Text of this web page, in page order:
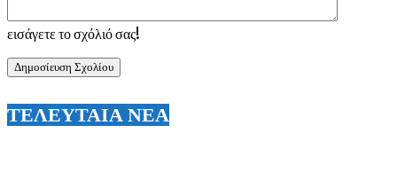
εισάγετε το σχόλιό σας!
ΤΕΛΕΥΤΑΙΑ ΝΕΑ